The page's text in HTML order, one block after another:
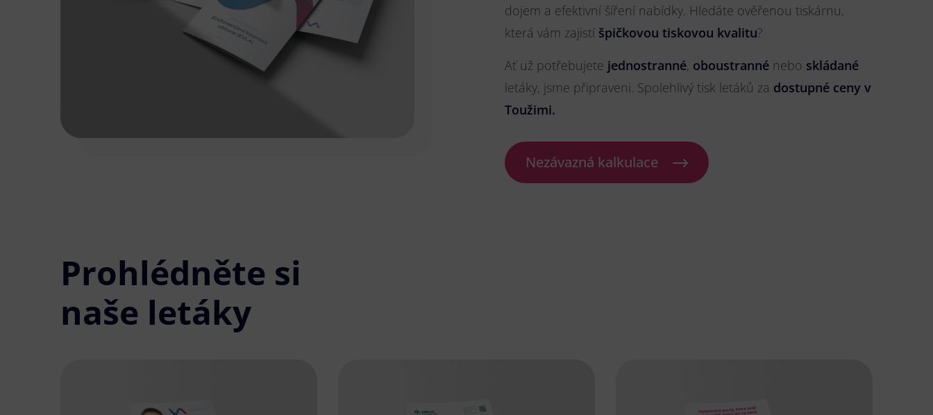
dojem a efektivní šíření nabídky. Hledáte ověřenou tiskárnu,
která vám zajistí špičkovou tiskovou kvalitu?
Ať už potřebujete jednostranné, oboustranné nebo skládané
letáky, jsme připraveni. Spolehlivý tisk letáků za dostupné ceny v
Toužimi.
Nezávazná kalkulace
Prohlédněte si
naše letáky